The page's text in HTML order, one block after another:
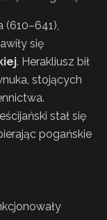
(610–641),
się
. Herakliusz bił
stojących
stał się
pogańskie